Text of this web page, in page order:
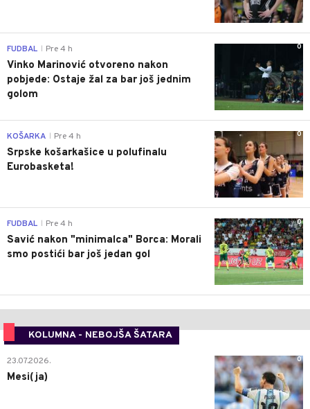
0
FUDBAL Pre 4 h
Vinko Marinović otvoreno nakon
pobjede: Ostaje žal za bar još jednim
golom
0
KOŠARKA Pre 4 h
Srpske košarkašice u polufinalu
Eurobasketa!
0
FUDBAL Pre 4 h
Savić nakon "minimalca" Borca: Morali
smo postići bar još jedan gol
KOLUMNA - NEBOJŠA ŠATARA
0
23.07.2026.
Mesi(ja)